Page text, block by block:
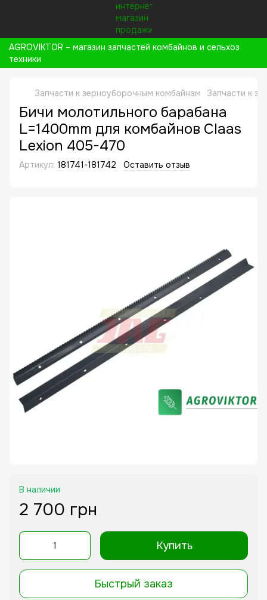
AGROVIKTOR – магазин запчастей комбайнов и сельхоз
техники
Запчасти к зерноуборочным комбайнам Запчасти к
Бичи молотильного барабана
L=1400mm для комбайнов Claas
Lexion 405-470
Артикул: 181741-181742 Оставить отзыв
В наличии
2 700 грн
Купить
Быстрый заказ